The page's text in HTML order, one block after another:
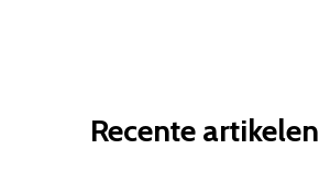
Recente artikelen